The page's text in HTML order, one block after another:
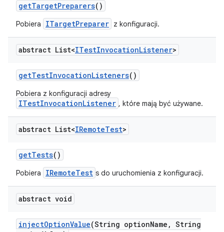
getTargetPreparers()
Pobiera ITargetPreparer z konfiguracji.
abstract List<ITestInvocationListener>
getTestInvocationListeners()
Pobiera z konfiguracji adresy
ITestInvocationListener , które mają być używane.
abstract List<IRemoteTest>
getTests()
Pobiera IRemoteTest s do uruchomienia z konfiguracji.
abstract void
injectOptionValue(String optionName , String